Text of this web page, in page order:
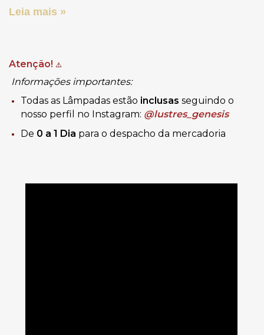
Leia mais »
Atenção! ⚠️
Informações importantes:
Todas as Lâmpadas estão inclusas seguindo o
nosso perfil no Instagram: @lustres_genesis
De 0 a 1 Dia para o despacho da mercadoria